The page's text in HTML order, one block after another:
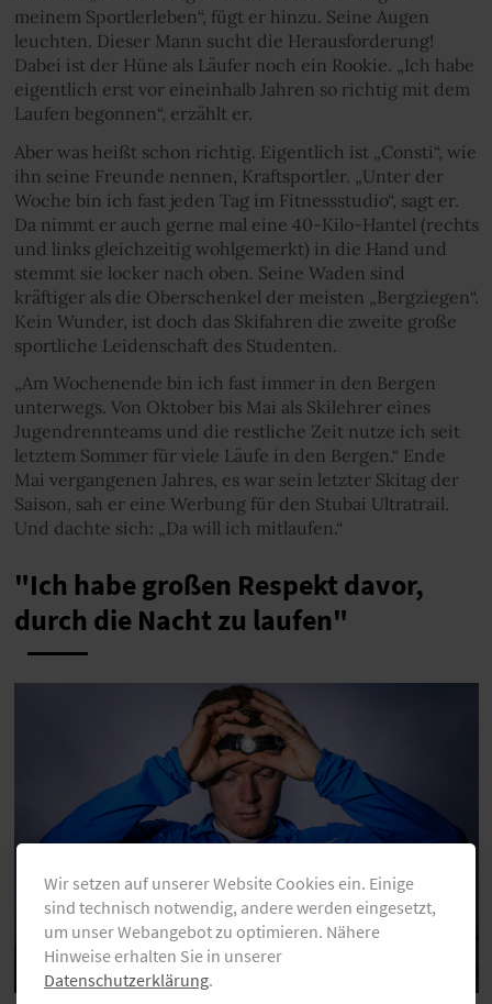
meinem Sportlerleben“, fügt er hinzu. Seine Augen
leuchten. Dieser Mann sucht die Herausforderung!
Dabei ist der Hüne als Läufer noch ein Rookie. „Ich habe
eigentlich erst vor eineinhalb Jahren so richtig mit dem
Laufen begonnen“, erzählt er.
Aber was heißt schon richtig. Eigentlich ist „Consti“, wie
ihn seine Freunde nennen, Kraftsportler. „Unter der
Woche bin ich fast jeden Tag im Fitnessstudio“, sagt er.
Da nimmt er auch gerne mal eine 40-Kilo-Hantel (rechts
und links gleichzeitig wohlgemerkt) in die Hand und
stemmt sie locker nach oben. Seine Waden sind
kräftiger als die Oberschenkel der meisten „Berg­ziegen“.
Kein Wunder, ist doch das Skifahren die zweite große
sportliche Leidenschaft des Studenten.
„Am Wochenende bin ich fast immer in den Bergen
unterwegs. Von Oktober bis Mai als Skilehrer eines
Jugendrennteams und die restliche Zeit nutze ich seit
letztem Sommer für viele Läufe in den Bergen.“ Ende
Mai vergangenen Jahres, es war sein letzter Skitag der
Saison, sah er eine Werbung für den Stubai Ultratrail.
Und dachte sich: „Da will ich mitlaufen.“
"Ich habe großen Respekt davor,
durch die Nacht zu laufen"
Wir setzen auf unserer Website Cookies ein. Einige
sind technisch notwendig, andere werden eingesetzt,
um unser Webangebot zu optimieren. Nähere
Hinweise erhalten Sie in unserer
Datenschutzerklärung.